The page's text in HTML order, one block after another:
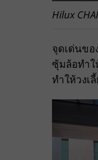
Hilux
จุดเด่นขอ
ซุ้มล้อทำใ
ทำให้วงเ